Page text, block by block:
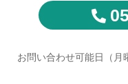
お問い合わせ可能日（